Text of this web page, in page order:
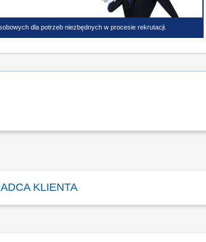
dla potrzeb niezbędnych w procesie rekrutacji.
KLIENTA